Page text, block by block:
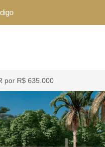
por R$ 635.000